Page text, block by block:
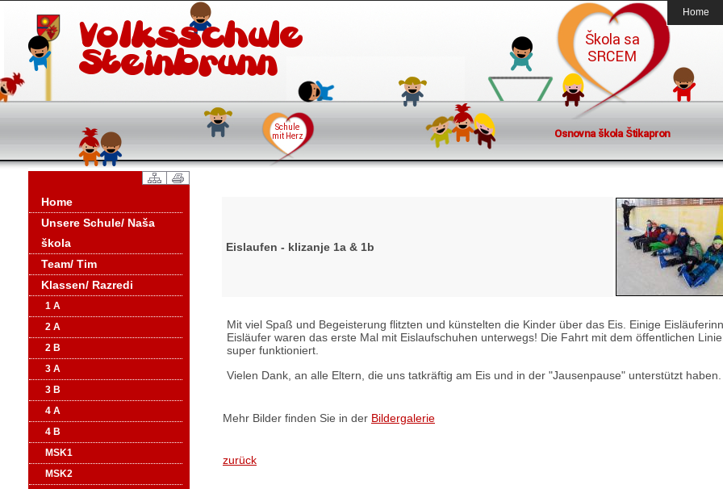
Home
Home
Unsere Schule/ Naša
škola
Team/ Tim
Klassen/ Razredi
1 A
2 A
2 B
3 A
3 B
4 A
4 B
MSK1
MSK2
Eislaufen - klizanje 1a & 1b
Mit viel Spaß und Begeisterung flitzten und künstelten die Kinder über das Eis. Einige
Eisläufer waren das erste Mal mit Eislaufschuhen unterwegs! Die Fahrt mit dem öffentlichen
super funktioniert.
Vielen Dank, an alle Eltern, die uns tatkräftig am Eis und in der "Jausenpause" unterstützt
Mehr Bilder finden Sie in der Bildergalerie
zurück